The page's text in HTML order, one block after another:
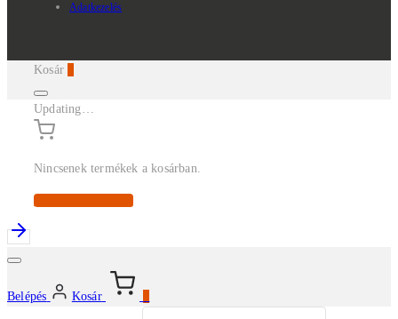
Adatkezelés
Kosár
Updating…
Nincsenek termékek a kosárban.
Continue Shopping
Belépés Kosár